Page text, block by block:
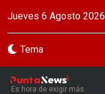
Jueves 6 Agosto 2026
Tema
Es hora de exigir más